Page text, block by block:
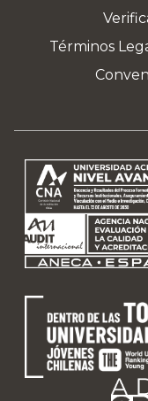
Términos